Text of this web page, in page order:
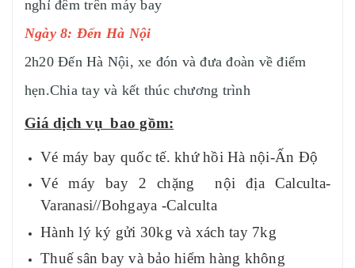
nghỉ đêm trên máy bay
Ngày 8: Đến Hà Nội
2h20 Đến Hà Nội, xe đón và đưa đoàn về điểm
hẹn.Chia tay và kết thúc chương trình
Giá dịch vụ bao gồm:
Vé máy bay quốc tế. khứ hồi Hà nội-Ấn Độ
Vé máy bay 2 chặng nội địa Calculta-
Varanasi//Bohgaya -Calculta
Hành lý ký gửi 30kg và xách tay 7kg
Thuế sân bay và bảo hiểm hàng không